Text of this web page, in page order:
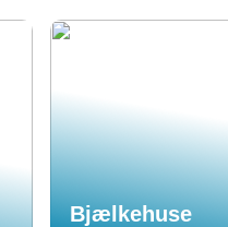
Bjælkehuse